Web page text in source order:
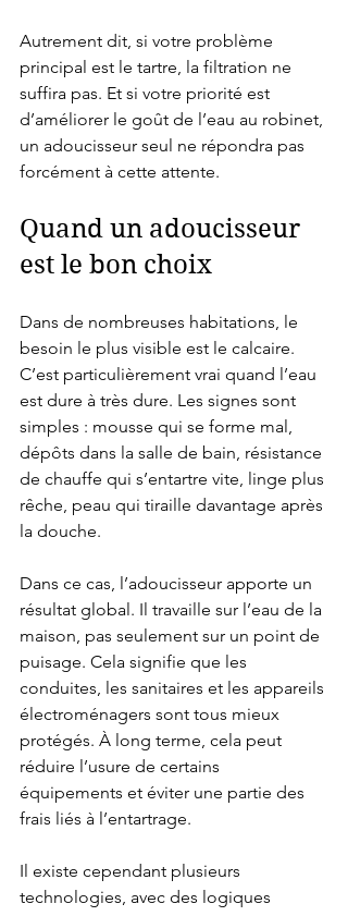
Autrement dit, si votre problème
principal est le tartre, la filtration ne
suffira pas. Et si votre priorité est
d’améliorer le goût de l’eau au robinet,
un adoucisseur seul ne répondra pas
forcément à cette attente.
Quand un adoucisseur
est le bon choix
Dans de nombreuses habitations, le
besoin le plus visible est le calcaire.
C’est particulièrement vrai quand l’eau
est dure à très dure. Les signes sont
simples : mousse qui se forme mal,
dépôts dans la salle de bain, résistance
de chauffe qui s’entartre vite, linge plus
rêche, peau qui tiraille davantage après
la douche.
Dans ce cas, l’adoucisseur apporte un
résultat global. Il travaille sur l’eau de la
maison, pas seulement sur un point de
puisage. Cela signifie que les
conduites, les sanitaires et les appareils
électroménagers sont tous mieux
protégés. À long terme, cela peut
réduire l’usure de certains
équipements et éviter une partie des
frais liés à l’entartrage.
Il existe cependant plusieurs
technologies, avec des logiques